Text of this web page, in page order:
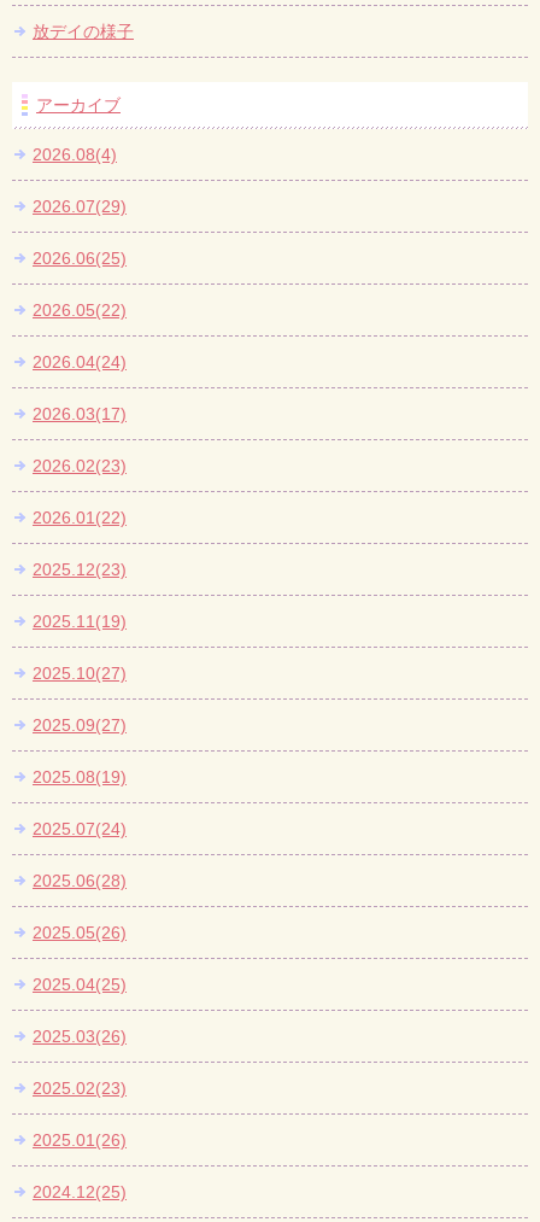
放デイの様子
アーカイブ
2026.08(4)
2026.07(29)
2026.06(25)
2026.05(22)
2026.04(24)
2026.03(17)
2026.02(23)
2026.01(22)
2025.12(23)
2025.11(19)
2025.10(27)
2025.09(27)
2025.08(19)
2025.07(24)
2025.06(28)
2025.05(26)
2025.04(25)
2025.03(26)
2025.02(23)
2025.01(26)
2024.12(25)